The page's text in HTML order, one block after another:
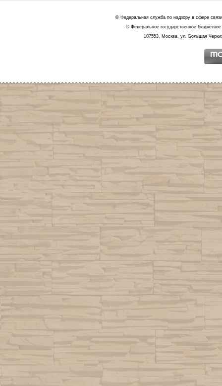
© Федеральная служба по надзору в сфере
© Федеральное государственное
107553, Москва, ул. Большая